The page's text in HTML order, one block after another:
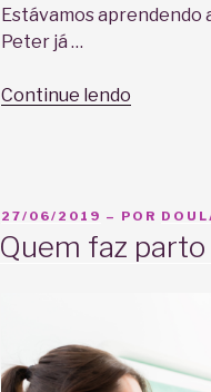
Estávamos aprendendo
Peter já …
Continue lendo
durante
parto”
PUBLICADO
27/06/2019 – POR
Quem faz